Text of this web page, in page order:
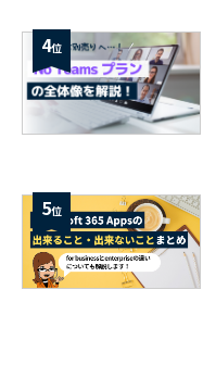
4位
5位